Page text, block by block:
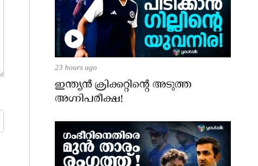
23 hours ago
ഇന്ത്യന്‍ ക്രിക്കറ്റിന്റെ അടുത്ത
അഗ്നിപരീക്ഷ!